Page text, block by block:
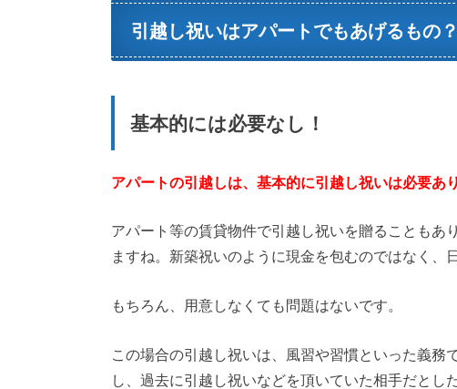
引越し祝いはアパートでもあげるもの？
基本的には必要なし！
アパートの引越しは、基本的に引越し祝いは必要あ
アパート等の賃貸物件で引越し祝いを贈ることもあ
ますね。新築祝いのように現金を包むのではなく、
もちろん、用意しなくても問題はないです。
この場合の引越し祝いは、風習や習慣といった義務
し、過去に引越し祝いなどを頂いていた相手だとし